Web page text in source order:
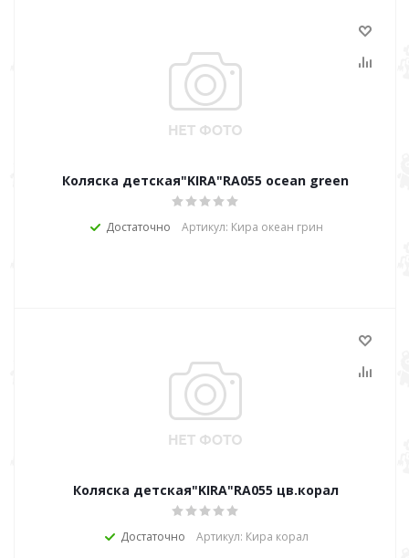
Коляска детская"KIRA"RA055 ocean green
Достаточно Артикул: Кира океан грин
Коляска детская"KIRA"RA055 цв.корал
Достаточно Артикул: Кира корал